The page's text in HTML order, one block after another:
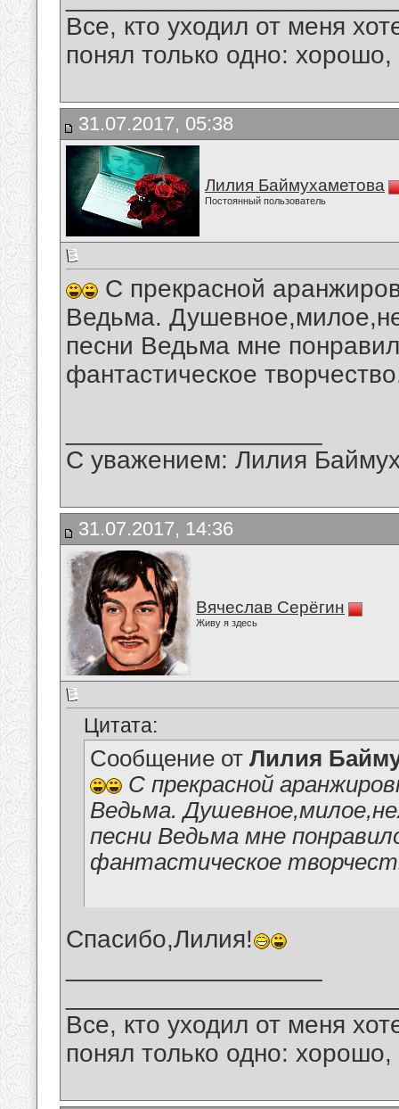
Все, кто уходил от меня
понял только одно:
31.07.2017, 05:38
Лилия Баймухаметова
Постоянный пользователь
С прекрасной
Ведьма.
песни Ведьма мне
фантастическое
С уважением: Лилия
31.07.2017, 14:36
Вячеслав Серёгин
Живу я здесь
Цитата:
Сообщение от Лилия
С прекрасной
Ведьма.
песни Ведьма мне
фантастическое
Спасибо,Лилия!
Все, кто уходил от меня
понял только одно: